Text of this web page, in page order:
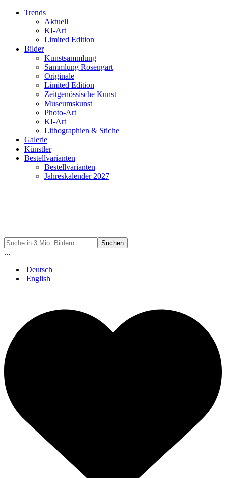
Trends
Aktuell
KI-Art
Limited Edition
Bilder
Kunstsammlung
Sammlung Rosengart
Originale
Limited Edition
Zeitgenössische Kunst
Museumskunst
Photo-Art
KI-Art
Lithographien & Stiche
Galerie
Künstler
Bestellvarianten
Bestellvarianten
Jahreskalender 2027
Suchen
...
Deutsch
English